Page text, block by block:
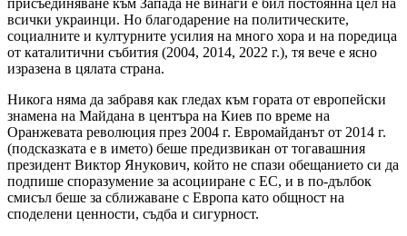
присъединяване към Запада не винаги е бил постоянна цел на
всички украинци. Но благодарение на политическите,
социалните и културните усилия на много хора и на поредица
от каталитични събития (2004, 2014, 2022 г.), тя вече е ясно
изразена в цялата страна.
Никога няма да забравя как гледах към гората от европейски
знамена на Майдана в центъра на Киев по време на
Оранжевата революция през 2004 г. Евромайданът от 2014 г.
(подсказката е в името) беше предизвикан от тогавашния
президент Виктор Янукович, който не спази обещанието си да
подпише споразумение за асоцииране с ЕС, и в по-дълбок
смисъл беше за сближаване с Европа като общност на
споделени ценности, съдба и сигурност.